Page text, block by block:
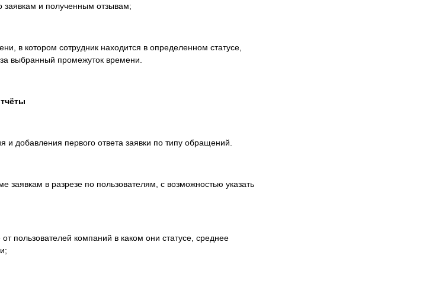
заявкам и полученным отзывам;
в котором сотрудник находится в определенном статусе,
выбранный промежуток времени.
добавления первого ответа заявки по типу обращений.
заявкам в разрезе по пользователям, с возможностью указать
пользователей компаний в каком они статусе, среднее